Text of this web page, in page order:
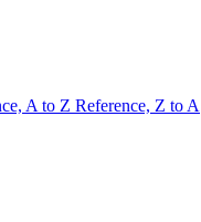
A to Z Reference, Z to A